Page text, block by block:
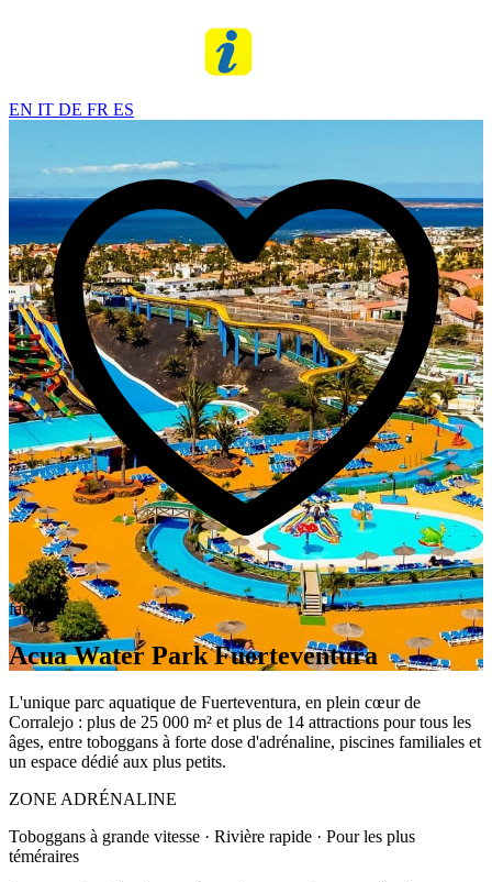
EN IT DE FR ES
famiglia
Acua Water Park Fuerteventura
L'unique parc aquatique de Fuerteventura, en plein cœur de
Corralejo : plus de 25 000 m² et plus de 14 attractions pour tous les
âges, entre toboggans à forte dose d'adrénaline, piscines familiales et
un espace dédié aux plus petits.
ZONE ADRÉNALINE
Toboggans à grande vitesse · Rivière rapide · Pour les plus
téméraires